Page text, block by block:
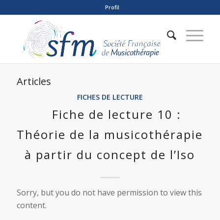
Profil
Articles
FICHES DE LECTURE
Fiche de lecture 10 :
Théorie de la musicothérapie
à partir du concept de l’Iso
Sorry, but you do not have permission to view this
content.